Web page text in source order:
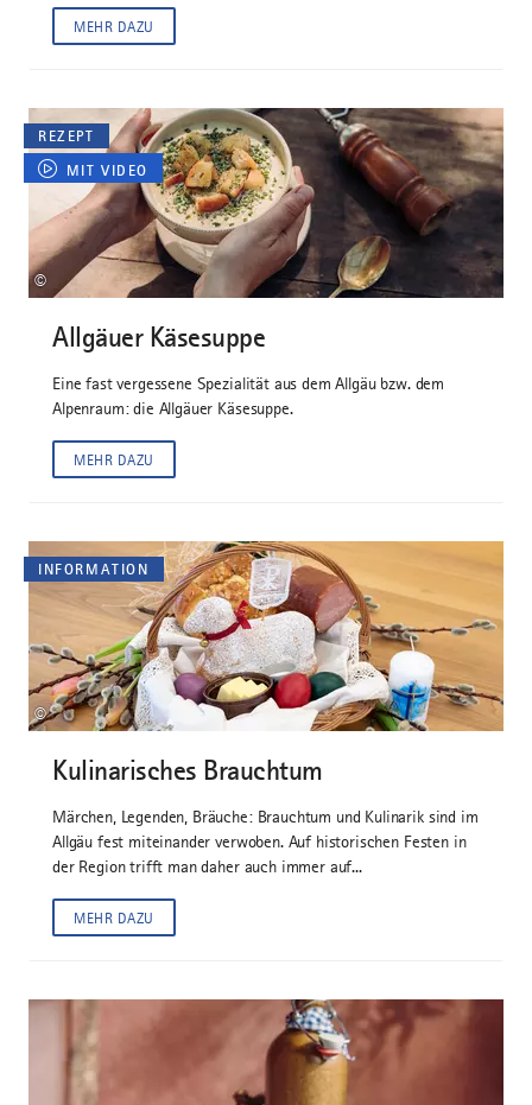
MEHR DAZU
REZEPT
MIT VIDEO
©
Allgäuer Käsesuppe
Eine fast vergessene Spezialität aus dem Allgäu bzw. dem
Alpenraum: die Allgäuer Käsesuppe.
MEHR DAZU
INFORMATION
©
Kulinarisches Brauchtum
Märchen, Legenden, Bräuche: Brauchtum und Kulinarik sind im
Allgäu fest miteinander verwoben. Auf historischen Festen in
der Region trifft man daher auch immer auf...
MEHR DAZU